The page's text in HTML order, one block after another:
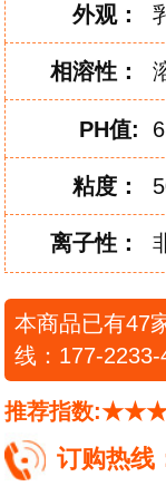
外观：
相溶性：
PH值:
粘度：
离子性：
本商品已有47
线：177-2233-
推荐指数
订购热线